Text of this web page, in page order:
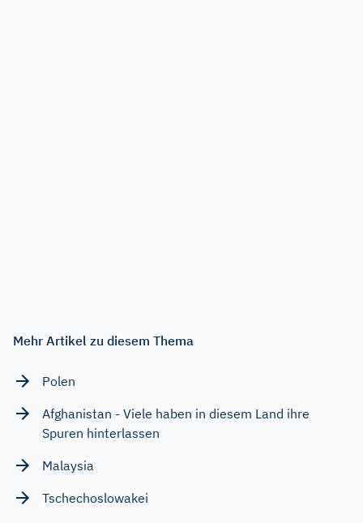
Mehr Artikel zu diesem Thema
Polen
Afghanistan - Viele haben in diesem Land ihre
Spuren hinterlassen
Malaysia
Tschechoslowakei